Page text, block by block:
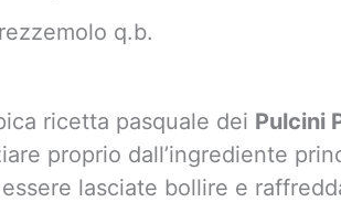
q.b.
ricetta pasquale dei Pulcini
proprio dall’ingrediente
lasciate bollire e